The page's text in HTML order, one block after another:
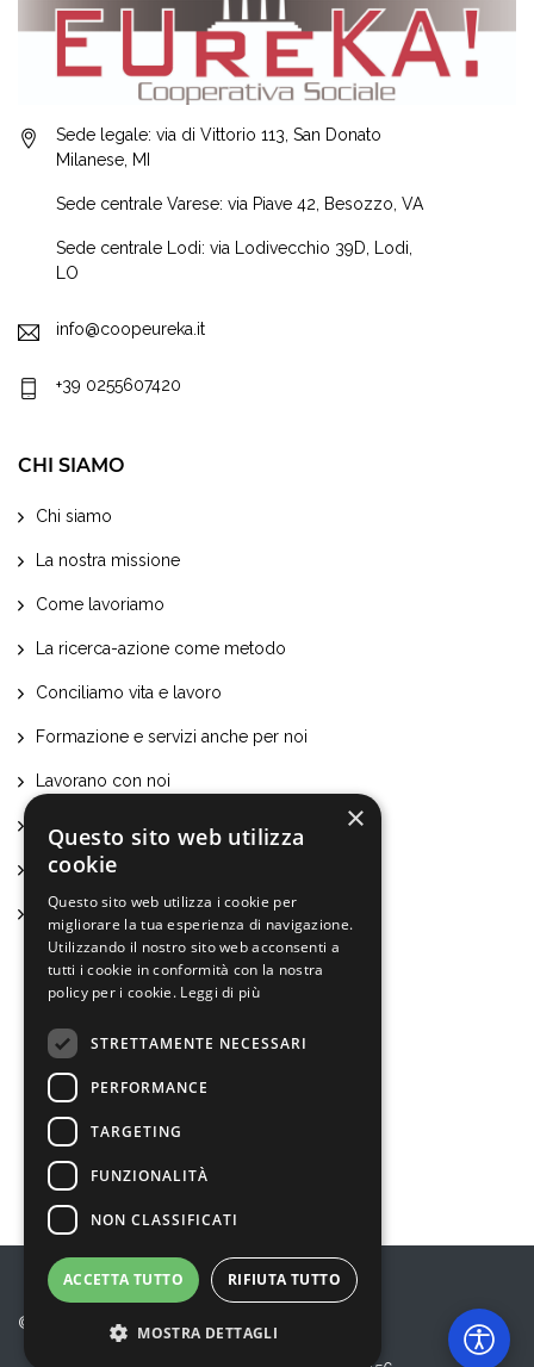
Sede legale: via di Vittorio 113, San Donato
Milanese, MI
Sede centrale Varese: via Piave 42, Besozzo, VA
Sede centrale Lodi: via Lodivecchio 39D, Lodi,
LO
info@coopeureka.it
+39 0255607420
CHI SIAMO
Chi siamo
La nostra missione
Come lavoriamo
La ricerca-azione come metodo
Conciliamo vita e lavoro
Formazione e servizi anche per noi
Lavorano con noi
Certificazioni e attestati
Bilancio sociale ed economico
Statuto
Bambini e ragazzi
Anziani
Disabilità e Fragilità
Gli altri Servizi
© 2026 Eureka! Cooperativa Sociale
×
Questo sito web utilizza
cookie
Questo sito web utilizza i cookie per
migliorare la tua esperienza di navigazione.
Utilizzando il nostro sito web acconsenti a
tutti i cookie in conformità con la nostra
policy per i cookie. Leggi di più
STRETTAMENTE NECESSARI
PERFORMANCE
TARGETING
FUNZIONALITÀ
NON CLASSIFICATI
ACCETTA TUTTO RIFIUTA TUTTO
MOSTRA DETTAGLI